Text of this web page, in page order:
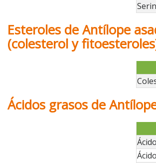
Esteroles de Antílope
(colesterol y
Ácidos grasos de